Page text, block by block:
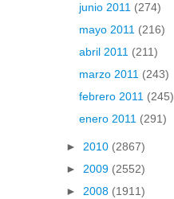
junio 2011 (274)
mayo 2011 (216)
abril 2011 (211)
marzo 2011 (243)
febrero 2011 (245)
enero 2011 (291)
► 2010 (2867)
► 2009 (2552)
► 2008 (1911)